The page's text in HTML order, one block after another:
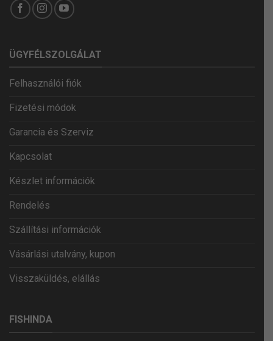
ÜGYFÉLSZOLGÁLAT
Felhasználói fiók
Fizetési módok
Garancia és Szerviz
Kapcsolat
Készlet információk
Rendelés
Szállítási információk
Vásárlási utalvány, kupon
Visszaküldés, elállás
FISHINDA